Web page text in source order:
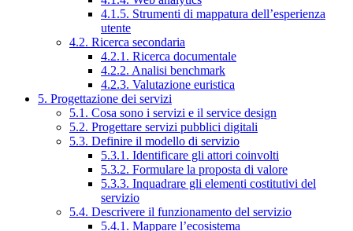
4.1.5. Strumenti di mappatura dell’esperienza
utente
4.2. Ricerca secondaria
4.2.1. Ricerca documentale
4.2.2. Analisi benchmark
4.2.3. Valutazione euristica
5. Progettazione dei servizi
5.1. Cosa sono i servizi e il service design
5.2. Progettare servizi pubblici digitali
5.3. Definire il modello di servizio
5.3.1. Identificare gli attori coinvolti
5.3.2. Formulare la proposta di valore
5.3.3. Inquadrare gli elementi costitutivi del
servizio
5.4. Descrivere il funzionamento del servizio
5.4.1. Mappare l’ecosistema